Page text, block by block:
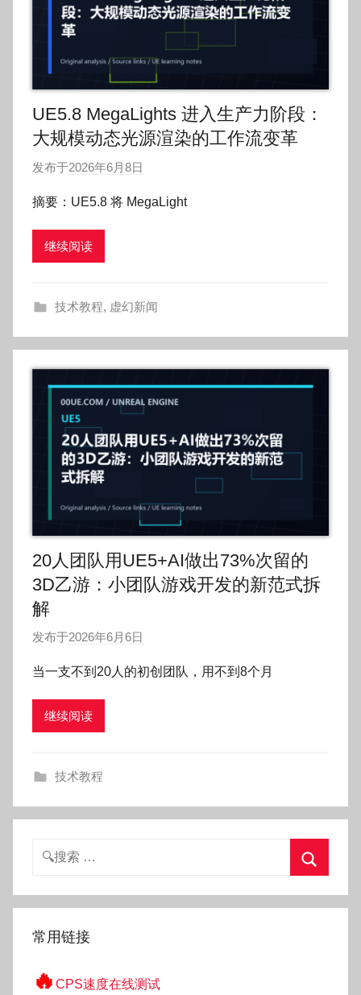
UE5.8 MegaLights 进入生产力阶段：
大规模动态光源渲染的工作流变革
发布于2026年6月8日
:
g
o
摘要：UE5.8 将 MegaLight
继续阅读
技术教程, 虚幻新闻
20人团队用UE5+AI做出73%次留的
3D乙游：小团队游戏开发的新范式拆
解
发布于2026年6月6日
:
o
当一支不到20人的初创团队，用不到8个月
继续阅读
技术教程
搜
索
常用链接
🔥 CPS速度在线测试